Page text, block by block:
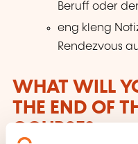
Beruff oder
eng kleng
Rendezvous
WHAT WILL
THE END OF
COURSE?